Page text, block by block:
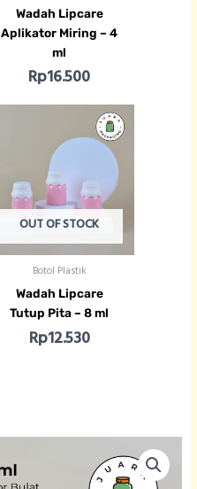
Wadah Lipcare
Aplikator Miring – 4
ml
Rp16.500
OUT OF STOCK
Botol Plastik
Wadah Lipcare
Tutup Pita – 8 ml
Rp12.530